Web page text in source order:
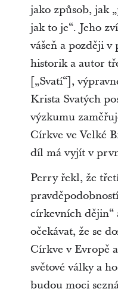
jako způsob, jak
jak to je“. Jeho
vášeň a později v
historik a autor
[„Svatí“],
Krista Svatých
výzkumu
Církve ve Velké
díl má vyjít v
Perry řekl, že
církevních dějin“
očekávat, že se
Církve v Evropě
světové války a
budou moci